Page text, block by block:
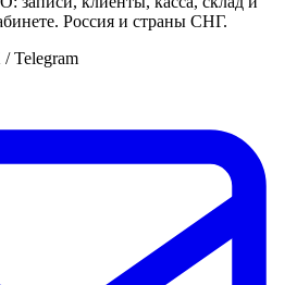
Россия и страны СНГ.
Telegram